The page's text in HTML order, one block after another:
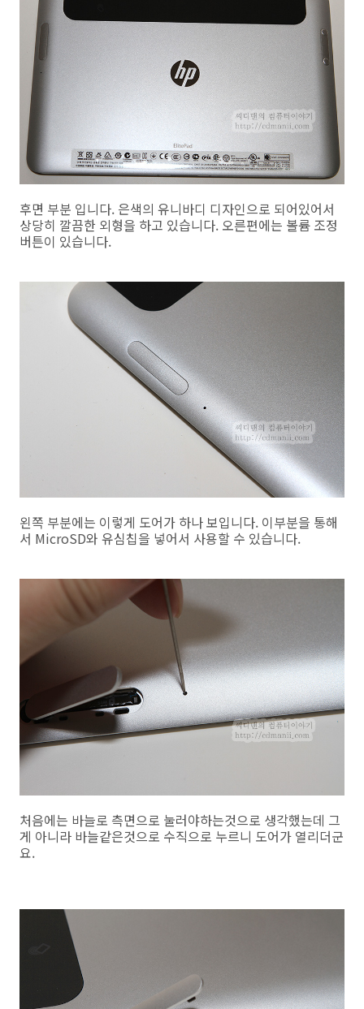
후면 부분 입니다. 은색의 유니바디 디자인으로 되어있어서
상당히 깔끔한 외형을 하고 있습니다. 오른편에는 볼륨 조정
버튼이 있습니다.
왼쪽 부분에는 이렇게 도어가 하나 보입니다. 이부분을 통해
서 MicroSD와 유심칩을 넣어서 사용할 수 있습니다.
처음에는 바늘로 측면으로 눌러야하는것으로 생각했는데 그
게 아니라 바늘같은것으로 수직으로 누르니 도어가 열리더군
요.